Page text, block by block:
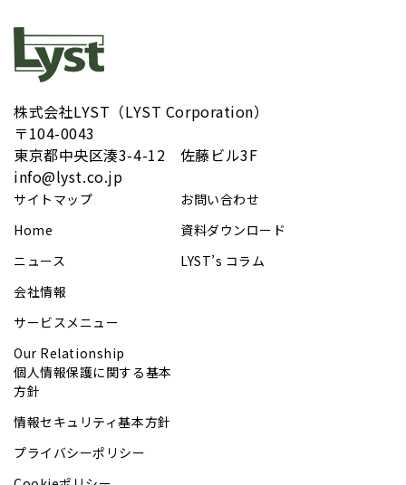
株式会社LYST（LYST Corporation）
〒104-0043
​東京都中央区湊3-4-12 佐藤ビル3F
info@lyst.co.jp
サイトマップ
Home
ニュース
会社情報
サービスメニュー
Our Relationship
お問い合わせ
資料ダウンロード
LYST’s コラム
個人情報保護に関する基本
方針
情報セキュリティ基本方針
プライバシーポリシー